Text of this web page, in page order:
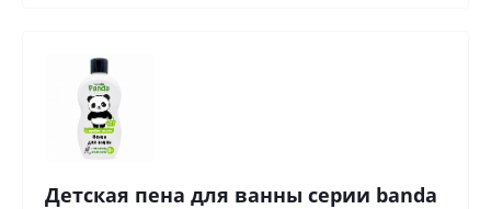
Детская пена для ванны серии banda